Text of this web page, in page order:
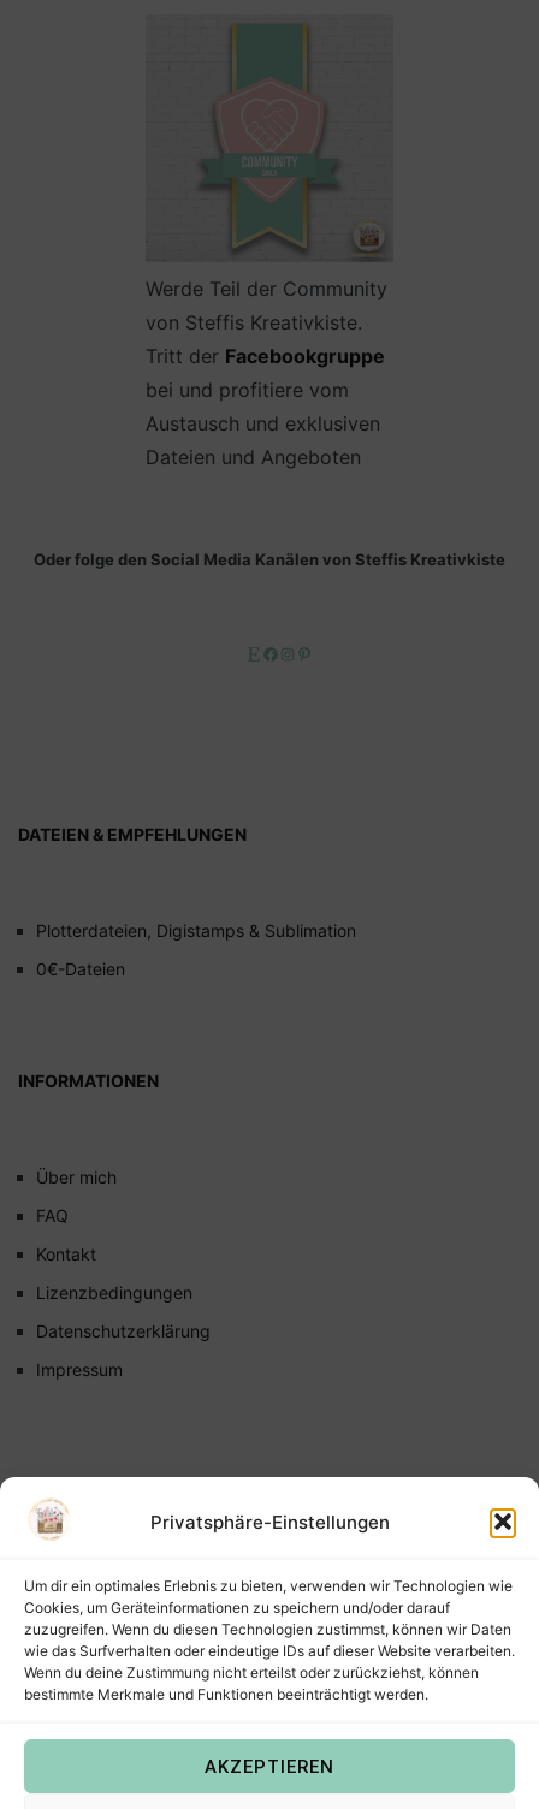
Privatsphäre-Einstellungen
Um dir ein optimales Erlebnis zu bieten, verwenden wir Technologien wie
Cookies, um Geräteinformationen zu speichern und/oder darauf
zuzugreifen. Wenn du diesen Technologien zustimmst, können wir Daten
wie das Surfverhalten oder eindeutige IDs auf dieser Website verarbeiten.
Wenn du deine Zustimmung nicht erteilst oder zurückziehst, können
bestimmte Merkmale und Funktionen beeinträchtigt werden.
AKZEPTIEREN
Werde Teil der Community
von Steffis Kreativkiste.
Tritt der Facebookgruppe
bei und profitiere vom
Austausch und exklusiven
Dateien und Angeboten
Oder folge den Social Media Kanälen von Steffis Kreativkiste
EtsyFacebook
Instagram
DATEIEN & EMPFEHLUNGEN
Plotterdateien, Digistamps & Sublimation
0€-Dateien
INFORMATIONEN
Über mich
FAQ
Kontakt
Lizenzbedingungen
Datenschutzerklärung
Impressum
Copyright © 2022Steffis Kreativkiste – Plotterdateien,